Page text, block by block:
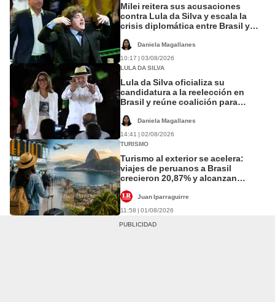
Milei reitera sus acusaciones
contra Lula da Silva y escala la
crisis diplomática entre Brasil y
Daniela Magallanes
10:17 | 03/08/2026
LULA DA SILVA
Lula da Silva oficializa su
candidatura a la reelección en
Brasil y reúne coalición para
Daniela Magallanes
14:41 | 02/08/2026
TURISMO
Turismo al exterior se acelera:
viajes de peruanos a Brasil
crecieron 20,87% y alcanzan
Juan Iparraguirre
11:58 | 01/08/2026